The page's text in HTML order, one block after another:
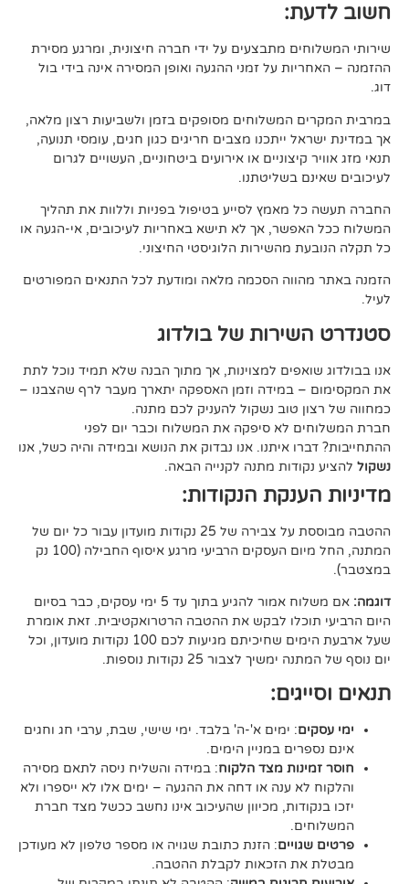
מתבצעים על ידי חברה חיצונית, ומרגע מסירת
על זמני ההגעה ואופן המסירה אינה בידי בול
המשלוחים מסופקים בזמן ולשביעות רצון מלאה,
ייתכנו מצבים חריגים כגון חגים, עומסי תנועה,
או אירועים ביטחוניים, העשויים לגרום
בשליטתנו.
מאמץ לסייע בטיפול בפניות וללוות את תהליך
אך לא תישא באחריות לעיכובים, אי-הגעה או
מהשירות הלוגיסטי החיצוני.
הסכמה מלאה ומודעת לכל התנאים המפורטים
של בולדוג
למצוינות, אך מתוך הבנה שלא תמיד נוכל לתת
במידה וזמן האספקה יתארך מעבר לרף שהצבנו –
טוב נשקול להעניק לכם מתנה.
לא סיפקה את המשלוח וכבר יום לפני
איתנו. אנו נבדוק את הנושא ובמידה והיה כשל, אנו
מתנה לקנייה הבאה.
הנקודות:
ההטבה מבוססת על צבירה של 25 נקודות מועדון עבור כל יום של
המתנה, החל מיום העסקים הרביעי מרגע איסוף החבילה (100 נק
אם משלוח אמור להגיע בתוך עד 5 ימי עסקים, כבר בסיום
לבקש את ההטבה הרטרואקטיבית. זאת אומרת
שעל ארבעת הימים שחיכיתם מגיעות לכם 100 נקודות מועדון, וכל
לצבור 25 נקודות נוספות.
: ימים א'-ה' בלבד. ימי שישי, שבת, ערבי חג וחגים
במניין הימים.
מצד הלקוח: במידה והשליח ניסה לתאם מסירה
ענה או דחה את ההגעה – ימים אלו לא ייספרו ולא
מכיוון שהעיכוב אינו נחשב ככשל מצד חברת
: הזנת כתובת שגויה או מספר טלפון לא מעודכן
הזכאות לקבלת ההטבה.